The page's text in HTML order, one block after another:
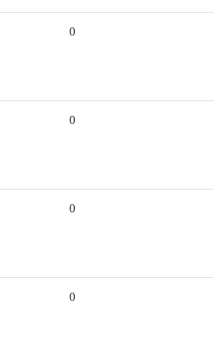
0
0
0
0